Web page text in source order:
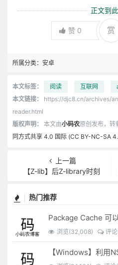
正文到
赞 0 赏
所属分类： 安卓
本文标签： 阅读 互联网
本文链接：
https://djc8.cn/archives/
reader.html
版权声明：
本文由小码农原创发布，转
同方式共享 4.0 国际 (CC BY-NC-SA
上一篇
【Z-lib】后Z-library时刻
热门推荐
Package Cache 可
浏览(32,008) 评